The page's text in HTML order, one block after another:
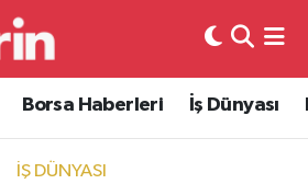
Borsa Haberleri İş Dünyası
İŞ DÜNYASI